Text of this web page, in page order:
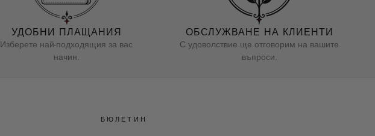
УДОБНИ ПЛАЩАНИЯ
Изберете най-подходящия за вас
начин.
ОБСЛУЖВАНЕ НА КЛИЕНТИ
С удоволствие ще отговорим на вашите
въпроси.
БЮЛЕТИН